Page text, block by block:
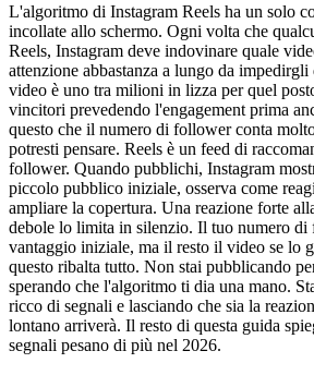
L'algoritmo di Instagram Reels ha un solo
incollate allo schermo. Ogni volta che
Reels, Instagram deve indovinare quale
attenzione abbastanza a lungo da
video è uno tra milioni in lizza per quel
vincitori prevedendo l'engagement prima
questo che il numero di follower conta
potresti pensare. Reels è un feed di
follower. Quando pubblichi, Instagram
piccolo pubblico iniziale, osserva come
ampliare la copertura. Una reazione forte
debole lo limita in silenzio. Il tuo numero
vantaggio iniziale, ma il resto il video se lo
questo ribalta tutto. Non stai pubblicando
sperando che l'algoritmo ti dia una mano.
ricco di segnali e lasciando che sia la
lontano arriverà. Il resto di questa guida
segnali pesano di più nel 2026.